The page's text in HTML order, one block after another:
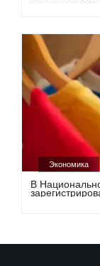
Экономика
В